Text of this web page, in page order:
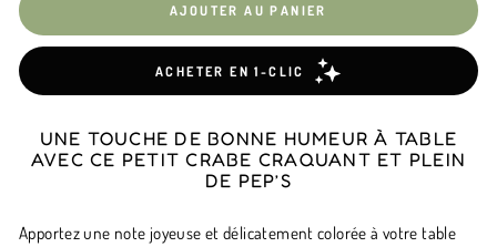
AJOUTER AU PANIER
UNE TOUCHE DE BONNE HUMEUR À TABLE
AVEC CE PETIT CRABE CRAQUANT ET PLEIN
DE PEP’S
Apportez une note joyeuse et délicatement colorée à votre table